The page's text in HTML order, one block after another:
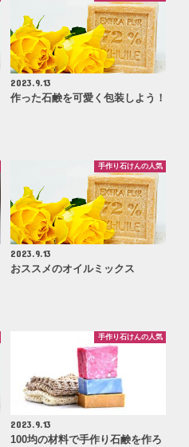
2023.9.13
作った石鹸を可愛く包装しよう！
手作り石けんの人気
2023.9.13
おススメのオイルミックス
手作り石けんの人気
2023.9.13
100均の材料で手作り石鹸を作ろ